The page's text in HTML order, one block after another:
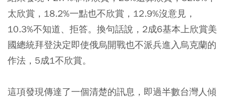
太欣賞，18.2%一點也不欣賞，12.9%沒意見，
10.3%不知道、拒答。換句話說，2成6基本上欣賞美
國總統拜登決定即使俄烏開戰也不派兵進入烏克蘭的
作法，5成1不欣賞。
這項發現傳達了一個清楚的訊息，即過半數台灣人傾